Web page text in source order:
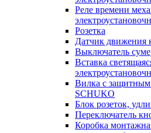
Реле времени
Розетка
Датчик движения
Выключатель
Вставка
Вилка с защитным
SCHUKO
Блок розеток,
Переключатель
Коробка